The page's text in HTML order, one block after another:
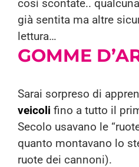
così scontate..
già sentita ma altre
lettura…
GOMME
Sarai sorpreso di
veicoli fino a tutto il
Secolo usavano le
quanto montavano lo
ruote dei cannoni).